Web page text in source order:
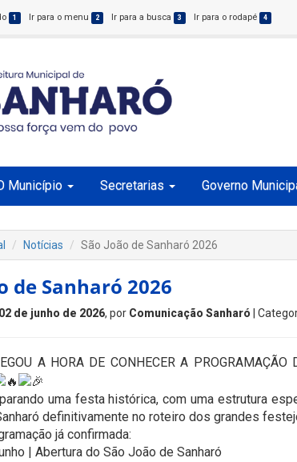
1 Ir para o menu 2 Ir para a busca 3 Ir para o rodapé 4
Município Secretarias Governo
Notícias São João de Sanharó 2026
de Sanharó 2026
02 de junho de 2026, por Comunicação Sanharó |
A HORA DE CONHECER A
uma festa histórica, com uma estrutura
definitivamente no roteiro dos grandes
já confirmada:
| Abertura do São João de Sanharó